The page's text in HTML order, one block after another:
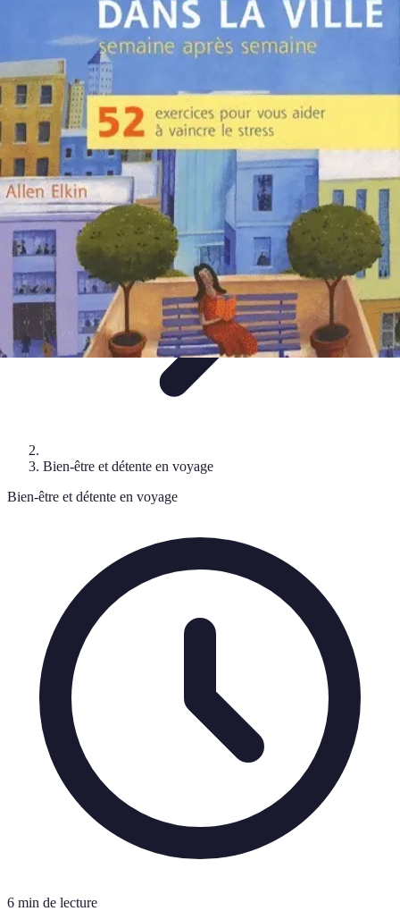
Bien-être et détente en voyage Pratiques de DétenteThématiques de
Santé et Bien-ÊtreTendances
Séjours Bien-Être
Bien-être et détente en voyage
Bien-être et détente en voyage
6 min de lecture